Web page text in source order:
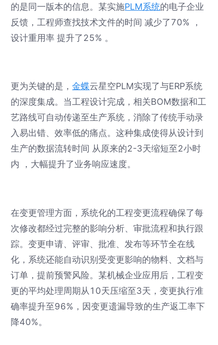
的是同一版本的信息。某实施PLM系统的电子企业
反馈，工程师查找技术文件的时间 减少了70% ，
设计重用率 提升了25% 。
更为关键的是，金蝶云星空PLM实现了与ERP系统
的深度集成。当工程设计完成，相关BOM数据和工
艺路线可自动传递至生产系统，消除了传统手动录
入易出错、效率低的痛点。这种集成使得从设计到
生产的数据流转时间 从原来的2-3天缩短至2小时
内 ，大幅提升了业务响应速度。
在变更管理方面，系统化的工程变更流程确保了每
次修改都经过完整的影响分析、审批流程和执行跟
踪。变更申请、评审、批准、发布等环节全在线
化，系统还能自动识别受变更影响的物料、文档与
订单，提前预警风险。某机械企业应用后，工程变
更的平均处理周期从10天压缩至3天，变更执行准
确率提升至96%，因变更遗漏导致的生产返工率下
降40%。